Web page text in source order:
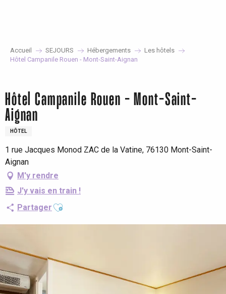
Accueil SEJOURS Hébergements
Les hôtels
Hôtel Campanile Rouen - Mont-Saint-Aignan
Hôtel Campanile Rouen - Mont-Saint-
Aignan
HÔTEL
1 rue Jacques Monod ZAC de la Vatine, 76130 Mont-Saint-
Aignan
M'y rendre
J'y vais en train !
Partager Ajouter aux favoris